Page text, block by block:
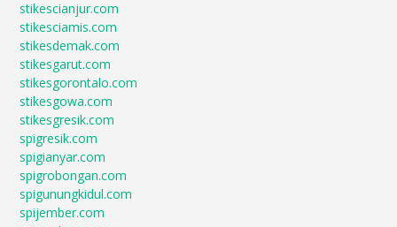
stikescianjur.com
stikesciamis.com
stikesdemak.com
stikesgarut.com
stikesgorontalo.com
stikesgowa.com
stikesgresik.com
spigresik.com
spigianyar.com
spigrobongan.com
spigunungkidul.com
spijember.com